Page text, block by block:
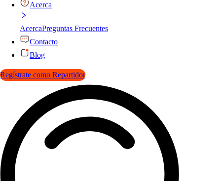
Acerca
AcercaPreguntas Frecuentes
Contacto
Blog
Regístrate como Repartidor